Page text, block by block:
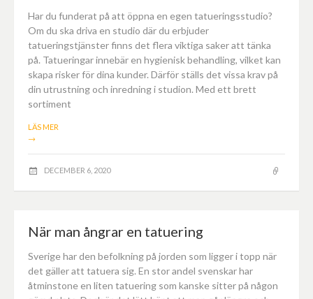
Har du funderat på att öppna en egen tatueringsstudio?
Om du ska driva en studio där du erbjuder
tatueringstjänster finns det flera viktiga saker att tänka
på. Tatueringar innebär en hygienisk behandling, vilket kan
skapa risker för dina kunder. Därför ställs det vissa krav på
din utrustning och inredning i studion. Med ett brett
sortiment
LÄS MER
→
DECEMBER 6, 2020
När man ångrar en tatuering
Sverige har den befolkning på jorden som ligger i topp när
det gäller att tatuera sig. En stor andel svenskar har
åtminstone en liten tatuering som kanske sitter på någon